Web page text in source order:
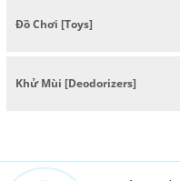
Đồ Chơi [Toys]
Khử Mùi [Deodorizers]